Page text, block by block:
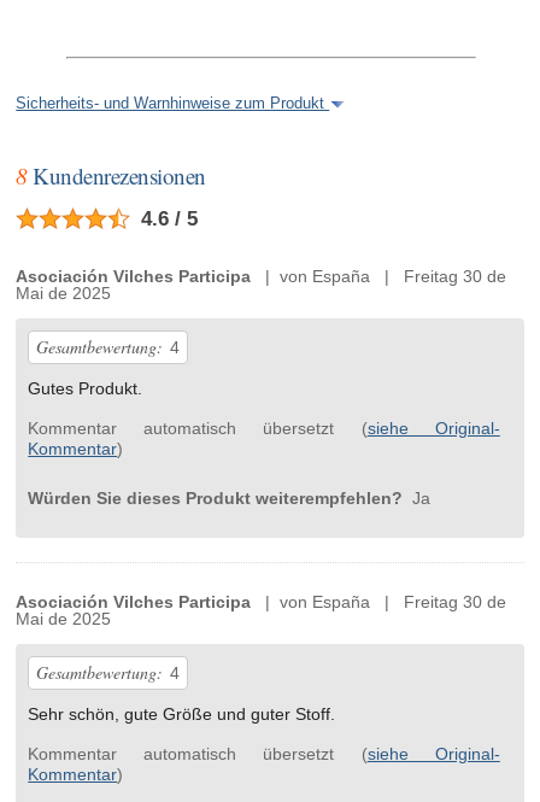
Sicherheits- und Warnhinweise zum Produkt
8Kundenrezensionen
4.6 / 5
Asociación Vilches Participa | von España | Freitag 30 de
Mai de 2025
Gesamtbewertung: 4
Gutes Produkt.
Kommentar automatisch übersetzt (siehe Original-
Kommentar)
Würden Sie dieses Produkt weiterempfehlen? Ja
Asociación Vilches Participa | von España | Freitag 30 de
Mai de 2025
Gesamtbewertung: 4
Sehr schön, gute Größe und guter Stoff.
Kommentar automatisch übersetzt (siehe Original-
Kommentar)